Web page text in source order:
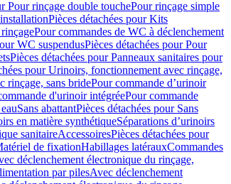
Pour rinçage double touchePour rinçage simple
Pièces détachées pour Kits
Pour commandes de WC à déclenchement
WC suspendusPièces détachées pour Pour
Pièces détachées pour Panneaux sanitaires pour
pour Urinoirs, fonctionnement avec rinçage,
rinçage, sans bridePour commande d’urinoir
d'urinoir intégréePour commande
Sans abattantPièces détachées pour Sans
en matière synthétiqueSéparations d’urinoirs
sanitaireAccessoiresPièces détachées pour
de fixationHabillages latérauxCommandes
déclenchement électronique du rinçage,
par pilesAvec déclenchement